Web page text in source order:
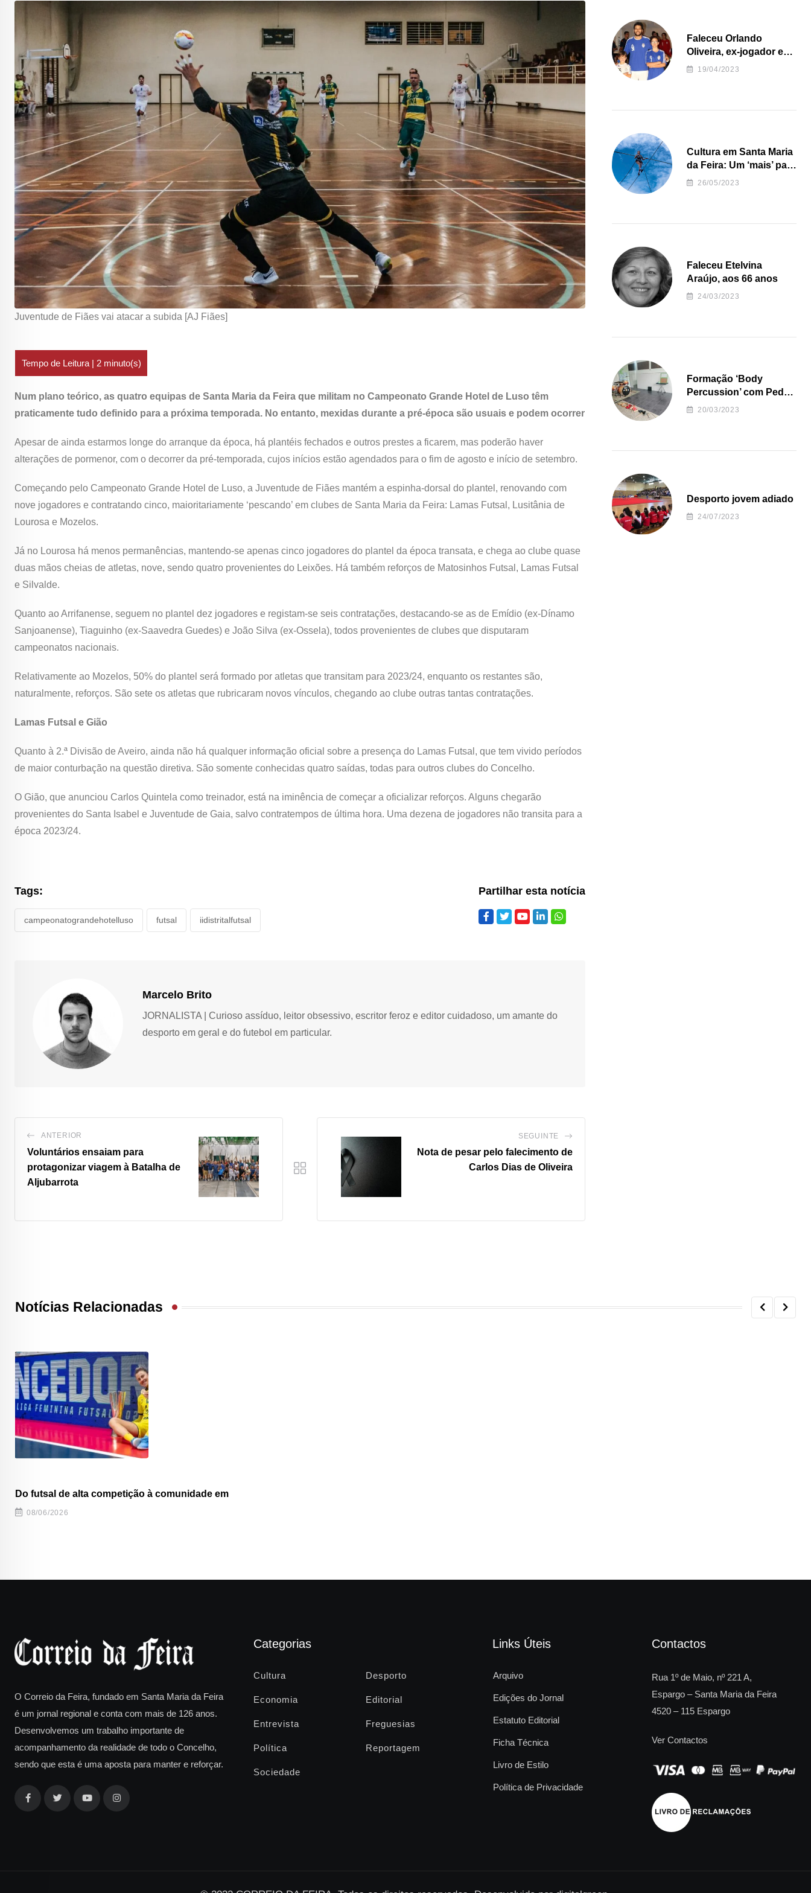
Juventude de Fiães vai atacar a subida [AJ Fiães]
Num plano teórico, as quatro equipas de Santa Maria da Feira que militam no Campeonato Grande Hotel de Luso têm
praticamente tudo definido para a próxima temporada. No entanto, mexidas durante a pré-época são usuais e podem ocorrer
Apesar de ainda estarmos longe do arranque da época, há plantéis fechados e outros prestes a ficarem, mas poderão haver
alterações de pormenor, com o decorrer da pré-temporada, cujos inícios estão agendados para o fim de agosto e início de setembro.
Começando pelo Campeonato Grande Hotel de Luso, a Juventude de Fiães mantém a espinha-dorsal do plantel, renovando com
nove jogadores e contratando cinco, maioritariamente ‘pescando’ em clubes de Santa Maria da Feira: Lamas Futsal, Lusitânia de
Lourosa e Mozelos.
Já no Lourosa há menos permanências, mantendo-se apenas cinco jogadores do plantel da época transata, e chega ao clube quase
duas mãos cheias de atletas, nove, sendo quatro provenientes do Leixões. Há também reforços de Matosinhos Futsal, Lamas Futsal
e Silvalde.
Quanto ao Arrifanense, seguem no plantel dez jogadores e registam-se seis contratações, destacando-se as de Emídio (ex-Dínamo
Sanjoanense), Tiaguinho (ex-Saavedra Guedes) e João Silva (ex-Ossela), todos provenientes de clubes que disputaram
campeonatos nacionais.
Relativamente ao Mozelos, 50% do plantel será formado por atletas que transitam para 2023/24, enquanto os restantes são,
naturalmente, reforços. São sete os atletas que rubricaram novos vínculos, chegando ao clube outras tantas contratações.
Lamas Futsal e Gião
Quanto à 2.ª Divisão de Aveiro, ainda não há qualquer informação oficial sobre a presença do Lamas Futsal, que tem vivido períodos
de maior conturbação na questão diretiva. São somente conhecidas quatro saídas, todas para outros clubes do Concelho.
O Gião, que anunciou Carlos Quintela como treinador, está na iminência de começar a oficializar reforços. Alguns chegarão
provenientes do Santa Isabel e Juventude de Gaia, salvo contratempos de última hora. Uma dezena de jogadores não transita para a
época 2023/24.
Tags:
campeonatograndehotelluso futsal iidistritalfutsal
Partilhar esta notícia
Marcelo Brito
JORNALISTA | Curioso assíduo, leitor obsessivo, escritor feroz e editor cuidadoso, um amante do
desporto em geral e do futebol em particular.
ANTERIOR
Voluntários ensaiam para
protagonizar viagem à Batalha de
Aljubarrota
SEGUINTE
Nota de pesar pelo falecimento de
Carlos Dias de Oliveira
Faleceu Orlando
Oliveira, ex-jogador e
treinador da formação
19/04/2023
Cultura em Santa Maria
da Feira: Um ‘mais’ para
o Concelho
26/05/2023
Faleceu Etelvina
Araújo, aos 66 anos
24/03/2023
Formação ‘Body
Percussion’ com Pedro
Almeida
20/03/2023
Desporto jovem adiado
24/07/2023
Notícias Relacionadas
Do futsal de alta competição à comunidade em
08/06/2026
O Correio da Feira, fundado em Santa Maria da Feira
é um jornal regional e conta com mais de 126 anos.
Desenvolvemos um trabalho importante de
acompanhamento da realidade de todo o Concelho,
sendo que esta é uma aposta para manter e reforçar.
Categorias
Cultura Desporto
Economia Editorial
Entrevista Freguesias
Política Reportagem
Sociedade
Links Úteis
Arquivo
Edições do Jornal
Estatuto Editorial
Ficha Técnica
Livro de Estilo
Política de Privacidade
Contactos
Rua 1º de Maio, nº 221 A,
Espargo – Santa Maria da Feira
4520 – 115 Espargo
Ver Contactos